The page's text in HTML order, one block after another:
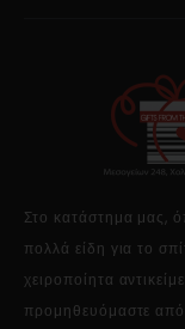
Στο κατάστημα μας,
πολλά είδη για το
χειροποίητα
προμηθευόμαστε από